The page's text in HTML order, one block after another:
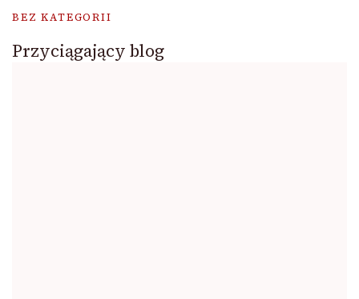
BEZ KATEGORII
Przyciągający blog